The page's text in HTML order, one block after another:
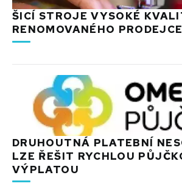
ŠICÍ STROJE VYSOKÉ
RENOMOVANÉHO PRODEJCE
DRUHOUTNÁ PLATEBNÍ
LZE ŘEŠIT RYCHLOU
VÝPLATOU